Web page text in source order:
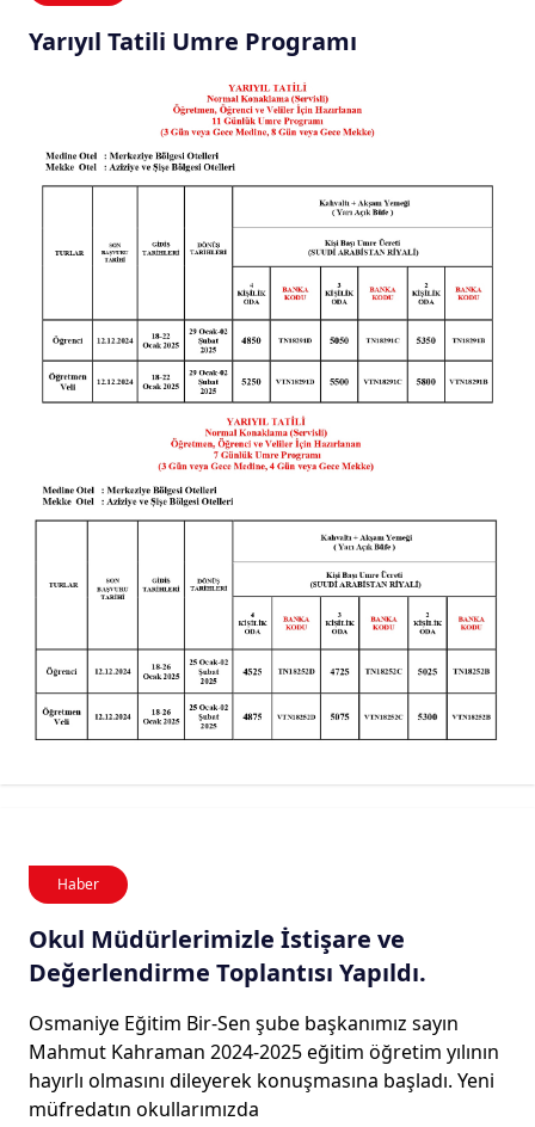
Yarıyıl Tatili Umre Programı
Haber
Okul Müdürlerimizle İstişare ve
Değerlendirme Toplantısı Yapıldı.
Osmaniye Eğitim Bir-Sen şube başkanımız sayın
Mahmut Kahraman 2024-2025 eğitim öğretim yılının
hayırlı olmasını dileyerek konuşmasına başladı. Yeni
müfredatın okullarımızda